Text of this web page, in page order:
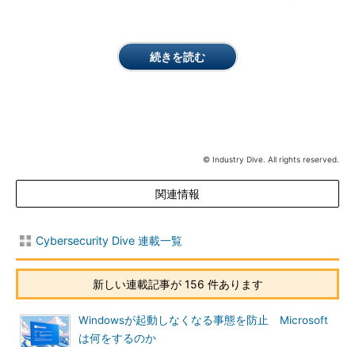
続きを読む
© Industry Dive. All rights reserved.
関連情報
Cybersecurity Dive 連載一覧
新しい連載記事が 156 件あります
Windowsが起動しなくなる事態を防止 Microsoft
は何をするのか